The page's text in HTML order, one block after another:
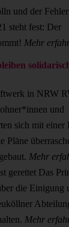
und der
steht fest: Der
Mehr
in NRW
und
sich mit einer
Pläne
Mehr
gerettet Das
die Einigung
Mehr